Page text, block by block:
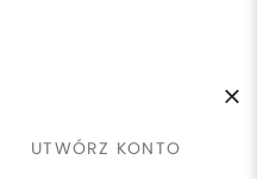
UTWÓRZ KONTO
Certyfikat ukończenia